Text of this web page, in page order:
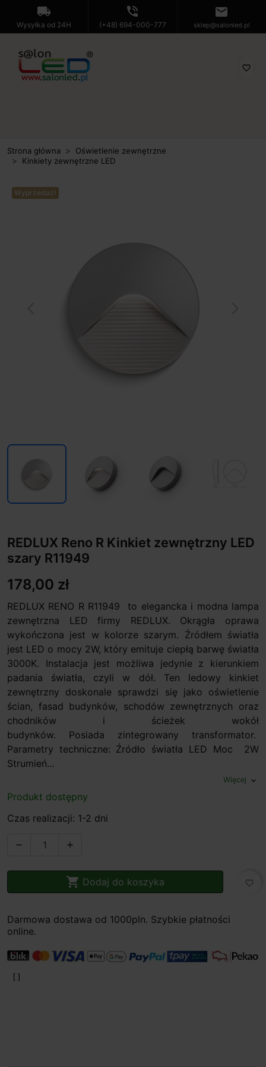
local_shipping
Wysyłka od 24H
phone_in_talk
(+48) 694-000-777
mail
sklep@salonled.pl
favorite_border
Strona główna
Oświetlenie zewnętrzne
Kinkiety zewnętrzne LED
Wyprzedaż!
REDLUX Reno R Kinkiet zewnętrzny LED
szary R11949
178,00 zł
REDLUX RENO R R11949 to elegancka i modna lampa
zewnętrzna LED firmy REDLUX. Okrągła oprawa
wykończona jest w kolorze szarym. Źródłem światła
jest LED o mocy 2W, który emituje ciepłą barwę światła
3000K. Instalacja jest możliwa jedynie z kierunkiem
padania światła, czyli w dół. Ten ledowy kinkiet
zewnętrzny doskonale sprawdzi się jako oświetlenie
ścian, fasad budynków, schodów zewnętrznych oraz
chodników i ścieżek wokół
budynków. Posiada zintegrowany transformator.
Parametry techniczne: Źródło światła LED Moc 2W
Strumień...
Więcej expand_more
Produkt dostępny
Czas realizacji: 1-2 dni
 
 Dodaj do koszyka favorite_border
Darmowa dostawa od 1000pln. Szybkie płatności
online.